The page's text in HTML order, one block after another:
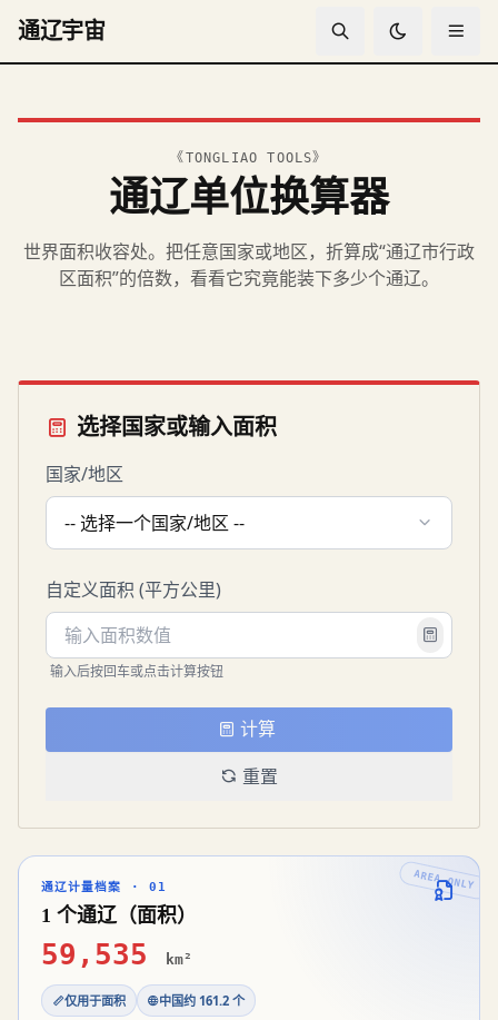
通辽宇宙
《TONGLIAO TOOLS》
通辽单位换算器
世界面积收容处。把任意国家或地区，折算成“通辽市行政
区面积”的倍数，看看它究竟能装下多少个通辽。
选择国家或输入面积
国家/地区
-- 选择一个国家/地区 --
自定义面积 (平方公里)
输入后按回车或点击计算按钮
计算
重置
通辽计量档案 · 01
1 个通辽（面积）
59,535 km²
仅用于面积 中国约 161.2 个